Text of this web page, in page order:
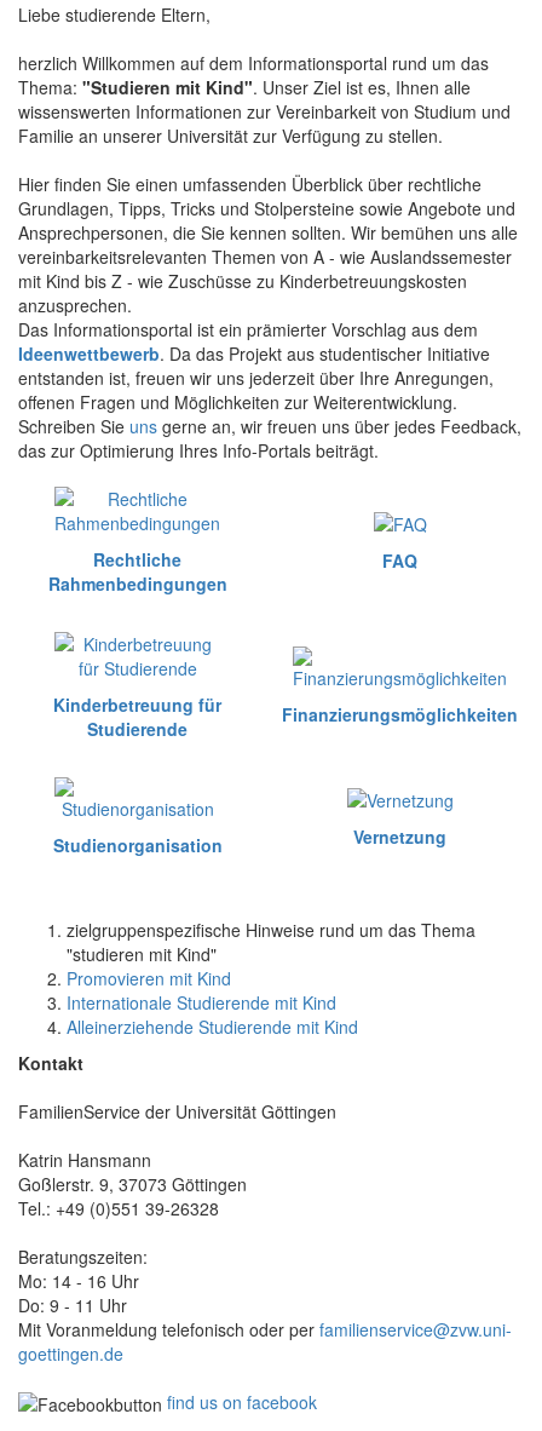
Liebe studierende Eltern,
herzlich Willkommen auf dem Informationsportal rund um das
Thema: "Studieren mit Kind". Unser Ziel ist es, Ihnen alle
wissenswerten Informationen zur Vereinbarkeit von Studium und
Familie an unserer Universität zur Verfügung zu stellen.
Hier finden Sie einen umfassenden Überblick über rechtliche
Grundlagen, Tipps, Tricks und Stolpersteine sowie Angebote und
Ansprechpersonen, die Sie kennen sollten. Wir bemühen uns alle
vereinbarkeitsrelevanten Themen von A - wie Auslandssemester
mit Kind bis Z - wie Zuschüsse zu Kinderbetreuungskosten
anzusprechen.
Das Informationsportal ist ein prämierter Vorschlag aus dem
Ideenwettbewerb. Da das Projekt aus studentischer Initiative
entstanden ist, freuen wir uns jederzeit über Ihre Anregungen,
offenen Fragen und Möglichkeiten zur Weiterentwicklung.
Schreiben Sie uns gerne an, wir freuen uns über jedes Feedback,
das zur Optimierung Ihres Info-Portals beiträgt.
Rechtliche
Rahmenbedingungen
FAQ
Kinderbetreuung für
Studierende
Finanzierungsmöglichkeiten
Studienorganisation Vernetzung
zielgruppenspezifische Hinweise rund um das Thema
"studieren mit Kind"
Promovieren mit Kind
Internationale Studierende mit Kind
Alleinerziehende Studierende mit Kind
Kontakt
FamilienService der Universität Göttingen
Katrin Hansmann
Goßlerstr. 9, 37073 Göttingen
Tel.: +49 (0)551 39-26328
Beratungszeiten:
Mo: 14 - 16 Uhr
Do: 9 - 11 Uhr
Mit Voranmeldung telefonisch oder per familienservice@zvw.uni-
goettingen.de
find us on facebook